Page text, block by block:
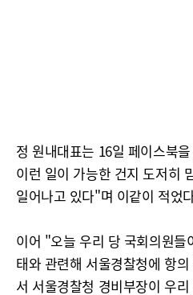
정 원내대표는 16일 페이스북
이런 일이 가능한 건지 도저히
일어나고 있다"며 이같이 적었
이어 "오늘 우리 당 국회의원들
태와 관련해 서울경찰청에 항
서 서울경찰청 경비부장이 우